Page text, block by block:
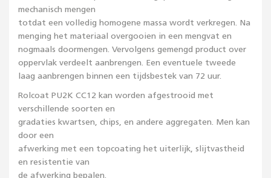
mechanisch mengen
totdat een volledig homogene massa wordt verkregen. Na
menging het materiaal overgooien in een mengvat en
nogmaals doormengen. Vervolgens gemengd product over
oppervlak verdeelt aanbrengen. Een eventuele tweede
laag aanbrengen binnen een tijdsbestek van 72 uur.
Rolcoat PU2K CC12 kan worden afgestrooid met
verschillende soorten en
gradaties kwartsen, chips, en andere aggregaten. Men kan
door een
afwerking met een topcoating het uiterlijk, slijtvastheid
en resistentie van
de afwerking bepalen.